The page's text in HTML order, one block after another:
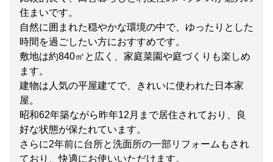
住まいです。
自然に囲まれた穏やかな環境の中で、ゆったりとした
時間を過ごしたい方におすすめです。
敷地は約840㎡と広く、家庭菜園や庭づくりも楽しめ
ます。
建物は人気の平屋建てで、きれいに使われた日本家
屋。
昭和62年築ながら昨年12月まで居住されており、良
好な状態が保たれています。
さらに2年前に台所と洗面所の一部リフォームもされ
ており、快適にお使いいただけます。